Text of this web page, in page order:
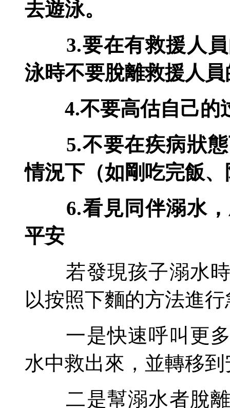
去遊泳。
3.要在有救援人
泳時不要脫離救援人
4.不要高估自己的
5.不要在疾病狀
情況下（如剛吃完飯
6.看見同伴溺水
平安
若發現孩子溺水時
以按照下麵的方法進
一是快速呼叫更多
水中救出來，並轉移
二是幫溺水者脫離